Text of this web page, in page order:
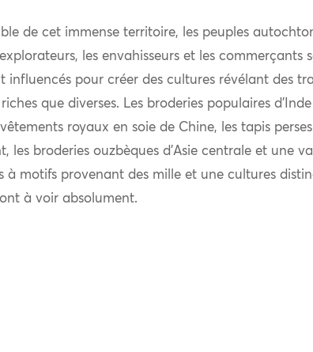
de cet immense territoire, les peuples
les envahisseurs et les commerçants
influencés pour créer des cultures révélant des
que diverses. Les broderies populaires
royaux en soie de Chine, les tapis
les broderies ouzbèques d’Asie centrale et une
à motifs provenant des mille et une cultures
à voir absolument.